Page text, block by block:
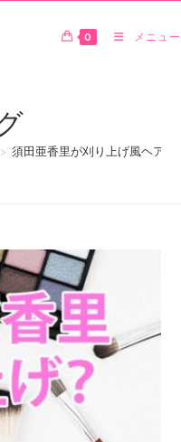
0 メニュー
> 須田亜香里が刈り上げ風ヘア